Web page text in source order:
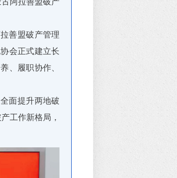
善盟破产管理
会正式建立长
、履职协作、
面提升两地破
工作新格局，